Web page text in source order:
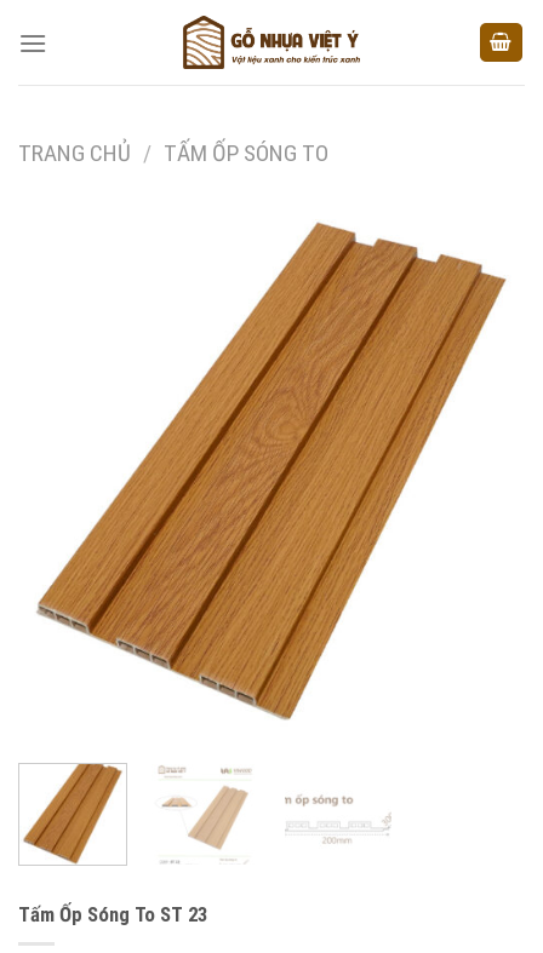
TRANG CHỦ / TẤM ỐP SÓNG TO
Tấm Ốp Sóng To ST 23